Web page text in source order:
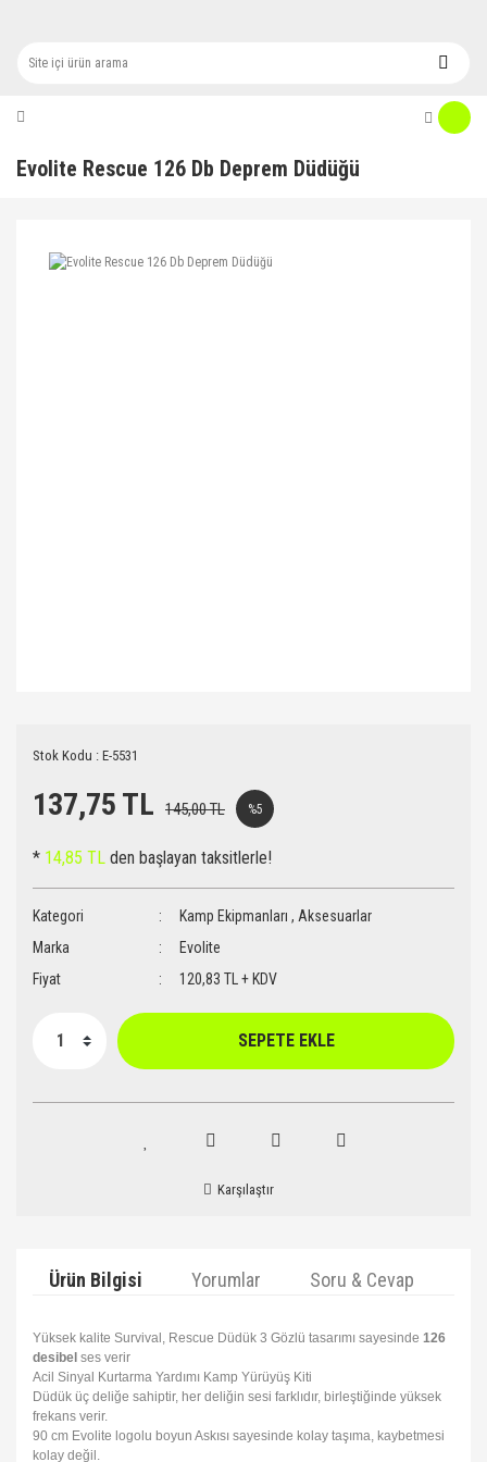
Evolite Rescue 126 Db Deprem Düdüğü
Stok Kodu : E-5531
137,75 TL 145,00 TL %5
* 14,85 TL den başlayan taksitlerle!
Kategori Kamp Ekipmanları , Aksesuarlar
Marka
Evolite
Fiyat
120,83 TL + KDV
SEPETE EKLE
Karşılaştır
Ürün Bilgisi Yorumlar Soru & Cevap
Yüksek kalite Survival, Rescue Düdük 3 Gözlü tasarımı sayesinde 126
desibel ses verir
Acil Sinyal Kurtarma Yardımı Kamp Yürüyüş Kiti
Düdük üç deliğe sahiptir, her deliğin sesi farklıdır, birleştiğinde yüksek
frekans verir.
90 cm Evolite logolu boyun Askısı sayesinde kolay taşıma, kaybetmesi
kolay değil.